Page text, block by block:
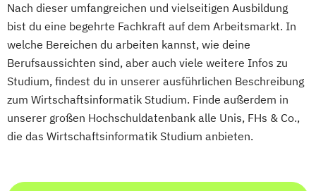
Immobilienmanagement
Immobilienmanagement für
Immobilienkaufleute
Immobilienwirtschaft Informatik
Information Technology Management
(DE/EN)
Innovation and Entrepreneurship (DE/EN)
Electronic Engineering
Produktionstechnik und Organisation
Public Communication
Radiologietechnologie
Software Design & Cloud Computing
Software and Digital Experience
Engineering
Nach dieser umfangreichen und vielseitigen Ausbildung
bist du eine begehrte Fachkraft auf dem Arbeitsmarkt. In
welche Bereichen du arbeiten kannst, wie deine
Berufsaussichten sind, aber auch viele weitere Infos zu
Studium, findest du in unserer ausführlichen Beschreibung
zum Wirtschaftsinformatik Studium. Finde außerdem in
unserer großen Hochschuldatenbank alle Unis, FHs & Co.,
die das Wirtschaftsinformatik Studium anbieten.